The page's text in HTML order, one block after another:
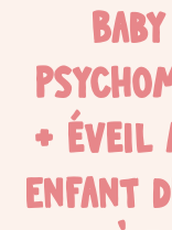
+ éveil
Enfant